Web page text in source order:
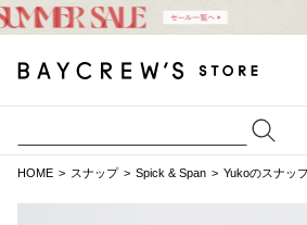
HOME スナップ Spick & Span Yukoのスナッ